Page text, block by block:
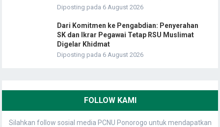
Diposting pada 6 August 2026
Dari Komitmen ke Pengabdian: Penyerahan
SK dan Ikrar Pegawai Tetap RSU Muslimat
Digelar Khidmat
Diposting pada 6 August 2026
FOLLOW KAMI
Silahkan follow sosial media PCNU Ponorogo untuk mendapatkan